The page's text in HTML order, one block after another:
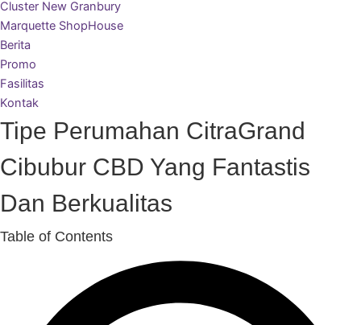
Cluster New Granbury
Marquette ShopHouse
Berita
Promo
Fasilitas
Kontak
Tipe Perumahan CitraGrand
Cibubur CBD Yang Fantastis
Dan Berkualitas
Table of Contents